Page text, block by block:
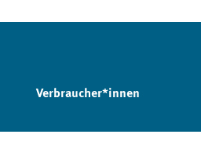
Verbraucher*innen